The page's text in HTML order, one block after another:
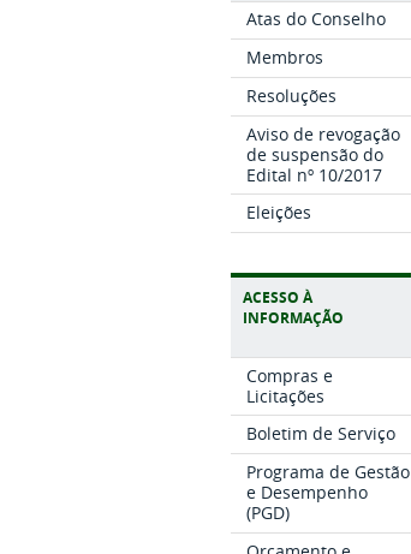
Atas do Conselho
Membros
Resoluções
Aviso de revogação
de suspensão do
Edital nº 10/2017
Eleições
ACESSO À
INFORMAÇÃO
Compras e
Licitações
Boletim de Serviço
Programa de Gestão
e Desempenho
(PGD)